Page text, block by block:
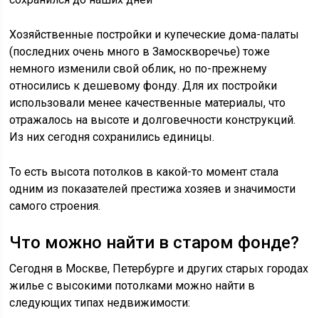
Хозяйственные постройки и купеческие дома-палаты
(последних очень много в Замоскворечье) тоже
немного изменили свой облик, но по-прежнему
относились к дешевому фонду. Для их постройки
использовали менее качественные материалы, что
отражалось на высоте и долговечности конструкций.
Из них сегодня сохранились единицы.
То есть высота потолков в какой-то момент стала
одним из показателей престижа хозяев и значимости
самого строения.
Что можно найти в старом фонде?
Сегодня в Москве, Петербурге и других старых городах
жилье с высокими потолками можно найти в
следующих типах недвижимости: